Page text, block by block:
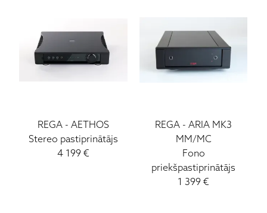
REGA -AETHOS
Stereo pastiprinātājs
4 199 €
REGA -ARIA MK3
MM/MC
Fono
priekšpastiprinātājs
1 399 €